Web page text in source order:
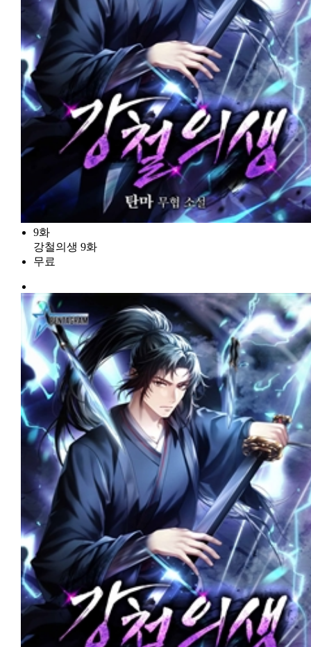
9화
강철의생 9화
무료